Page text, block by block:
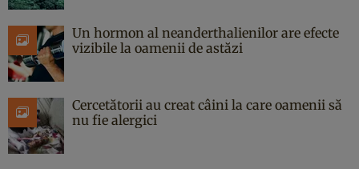
Un hormon al neanderthalienilor are efecte
vizibile la oamenii de astăzi
Cercetătorii au creat câini la care oamenii să
nu fie alergici